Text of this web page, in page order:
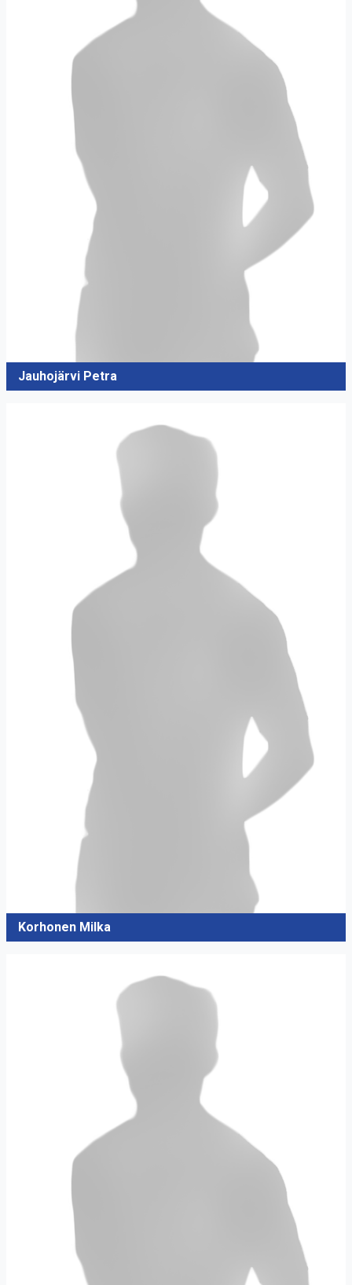
Jauhojärvi Petra
Korhonen Milka